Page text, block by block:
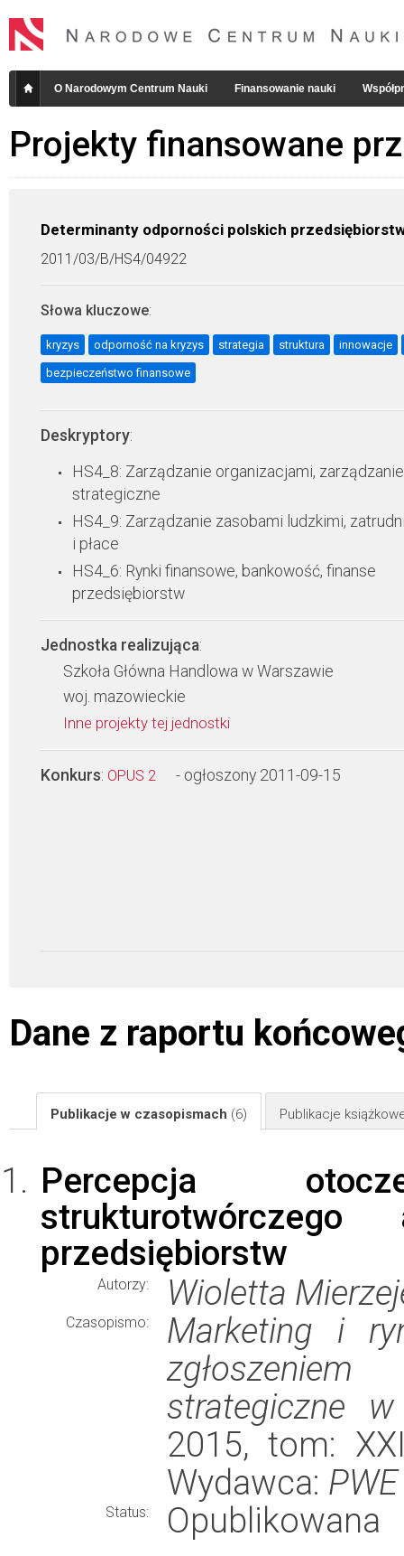
O Narodowym Centrum Nauki Finansowanie nauki
Projekty finansowane
Determinanty odporności polskich
2011/03/B/HS4/04922
Słowa kluczowe:
kryzys odporność na kryzys strategia struktura innowacje
bezpieczeństwo finansowe
Deskryptory:
HS4_8: Zarządzanie organizacjami, zarządzanie
strategiczne
HS4_9: Zarządzanie zasobami ludzkimi,
i płace
HS4_6: Rynki finansowe, bankowość, finanse
przedsiębiorstw
Jednostka realizująca:
Szkoła Główna Handlowa w Warszawie
woj. mazowieckie
Inne projekty tej jednostki
Konkurs: OPUS 2 - ogłoszony 2011-09-15
Dane z raportu
Publikacje w czasopismach (6) Publikacje
Percepcja
przedsiębiorstw
Autorzy: Wioletta
Czasopismo:
Marketing i
strategiczne
2015, tom:
Wydawca: PWE
Status:
Opublikowana